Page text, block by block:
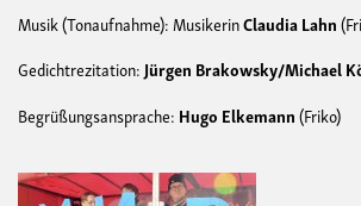
Musik (Tonaufnahme): MusikerinClaudia Lahn
Gedichtrezitation: Jürgen Brakowsky/Michael
Begrüßungsansprache: Hugo Elkemann(Friko)